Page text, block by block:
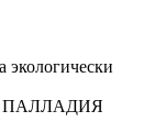
экологически